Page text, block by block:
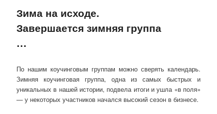
Зима на исходе.
Завершается зимняя группа
…
По нашим коучинговым группам можно сверять календарь.
Зимняя коучинговая группа, одна из самых быстрых и
уникальных в нашей истории, подвела итоги и ушла «в поля»
— у некоторых участников начался высокий сезон в бизнесе.